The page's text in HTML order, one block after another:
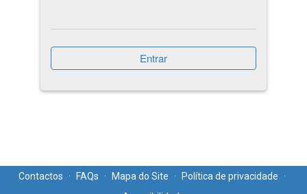
Entrar
Contactos · FAQs · Mapa do Site · Política de privacidade
·